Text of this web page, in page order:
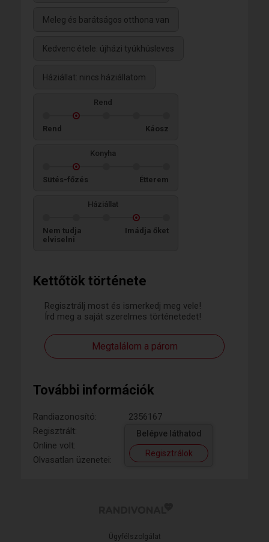
Kettőtök története
Regisztrálj most és ismerkedj meg vele!
Írd meg a saját szerelmes történetedet!
Megtalálom a párom
További információk
Randiazonosító:
2356167
Regisztrált:
Online volt:
Olvasatlan üzenetei:
Belépve láthatod
Regisztrálok
Meleg és barátságos otthona van
Kedvenc étele: újházi tyúkhúsleves
Háziállat: nincs háziállatom
Rend
Rend Káosz
Konyha
Sütés-főzés Étterem
Háziállat
Nem tudja
elviselni
Imádja őket
Ügyfélszolgálat